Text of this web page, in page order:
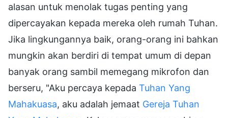
alasan untuk menolak tugas penting yang
dipercayakan kepada mereka oleh rumah Tuhan.
Jika lingkungannya baik, orang-orang ini bahkan
mungkin akan berdiri di tempat umum di depan
banyak orang sambil memegang mikrofon dan
berseru, "Aku percaya kepada Tuhan Yang
Mahakuasa, aku adalah jemaat Gereja Tuhan